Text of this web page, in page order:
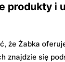
produkty i
że Żabka
znajdzie się